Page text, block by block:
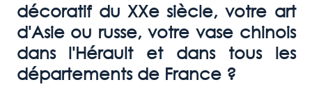
décoratif du XXe siècle, votre art
d'Asie ou russe, votre vase chinois
dans l'Hérault et dans tous les
départements de France ?